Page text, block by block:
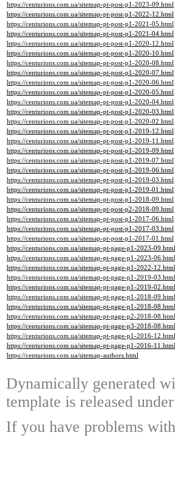
https://centurions.com.ua/sitemap-pt-post-p1-2023-09.html
https://centurions.com.ua/sitemap-pt-post-p1-2022-12.html
https://centurions.com.ua/sitemap-pt-post-p1-2021-05.html
https://centurions.com.ua/sitemap-pt-post-p1-2021-04.html
https://centurions.com.ua/sitemap-pt-post-p1-2020-12.html
https://centurions.com.ua/sitemap-pt-post-p1-2020-10.html
https://centurions.com.ua/sitemap-pt-post-p1-2020-08.html
https://centurions.com.ua/sitemap-pt-post-p1-2020-07.html
https://centurions.com.ua/sitemap-pt-post-p1-2020-06.html
https://centurions.com.ua/sitemap-pt-post-p1-2020-05.html
https://centurions.com.ua/sitemap-pt-post-p1-2020-04.html
https://centurions.com.ua/sitemap-pt-post-p1-2020-03.html
https://centurions.com.ua/sitemap-pt-post-p1-2020-02.html
https://centurions.com.ua/sitemap-pt-post-p1-2019-12.html
https://centurions.com.ua/sitemap-pt-post-p1-2019-11.html
https://centurions.com.ua/sitemap-pt-post-p1-2019-09.html
https://centurions.com.ua/sitemap-pt-post-p1-2019-07.html
https://centurions.com.ua/sitemap-pt-post-p1-2019-06.html
https://centurions.com.ua/sitemap-pt-post-p1-2019-03.html
https://centurions.com.ua/sitemap-pt-post-p1-2019-01.html
https://centurions.com.ua/sitemap-pt-post-p1-2018-09.html
https://centurions.com.ua/sitemap-pt-post-p2-2018-09.html
https://centurions.com.ua/sitemap-pt-post-p1-2017-06.html
https://centurions.com.ua/sitemap-pt-post-p1-2017-03.html
https://centurions.com.ua/sitemap-pt-post-p1-2017-01.html
https://centurions.com.ua/sitemap-pt-page-p1-2023-09.html
https://centurions.com.ua/sitemap-pt-page-p1-2023-06.html
https://centurions.com.ua/sitemap-pt-page-p1-2022-12.html
https://centurions.com.ua/sitemap-pt-page-p1-2019-03.html
https://centurions.com.ua/sitemap-pt-page-p1-2019-02.html
https://centurions.com.ua/sitemap-pt-page-p1-2018-09.html
https://centurions.com.ua/sitemap-pt-page-p1-2018-08.html
https://centurions.com.ua/sitemap-pt-page-p2-2018-08.html
https://centurions.com.ua/sitemap-pt-page-p3-2018-08.html
https://centurions.com.ua/sitemap-pt-page-p1-2016-12.html
https://centurions.com.ua/sitemap-pt-page-p1-2016-11.html
https://centurions.com.ua/sitemap-authors.html
Dynamically generated
template is released
If you have problems